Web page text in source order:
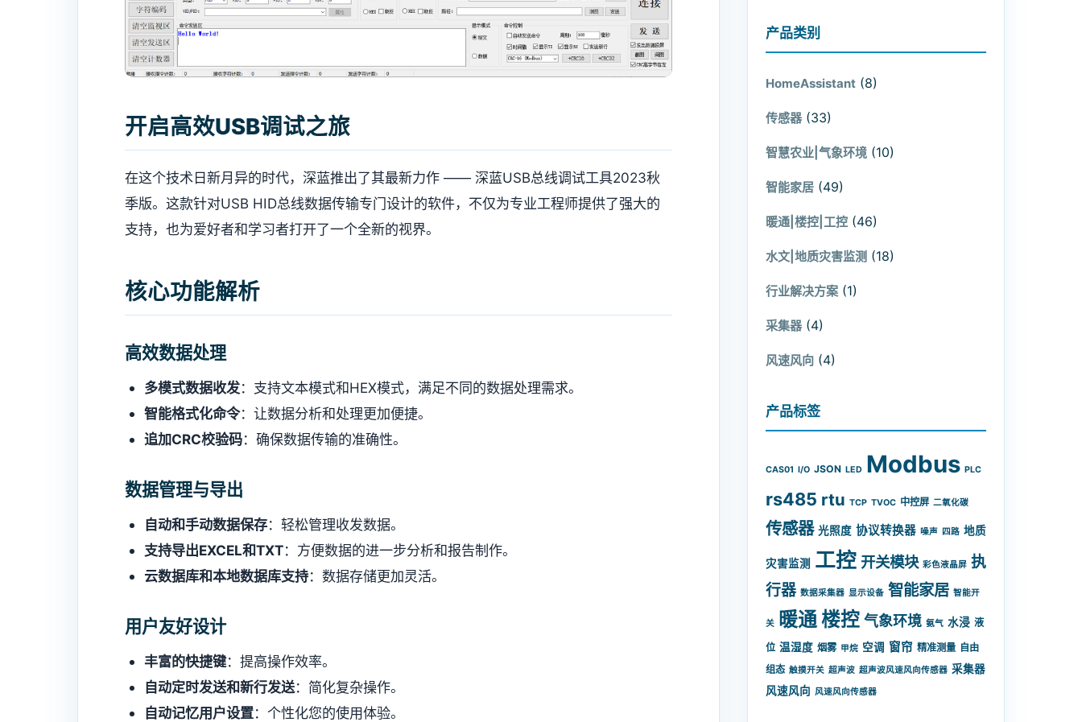
开启高效USB调试之旅
在这个技术日新月异的时代，深蓝推出了其最新力作 —— 深蓝USB总线调试工具2023秋
季版。这款针对USB HID总线数据传输专门设计的软件，不仅为专业工程师提供了强大的
支持，也为爱好者和学习者打开了一个全新的视界。
核心功能解析
高效数据处理
多模式数据收发：支持文本模式和HEX模式，满足不同的数据处理需求。
智能格式化命令：让数据分析和处理更加便捷。
追加CRC校验码：确保数据传输的准确性。
数据管理与导出
自动和手动数据保存：轻松管理收发数据。
支持导出EXCEL和TXT：方便数据的进一步分析和报告制作。
云数据库和本地数据库支持：数据存储更加灵活。
用户友好设计
丰富的快捷键：提高操作效率。
自动定时发送和新行发送：简化复杂操作。
自动记忆用户设置：个性化您的使用体验。
产品类别
HomeAssistant (8)
传感器 (33)
智慧农业|气象环境 (10)
智能家居 (49)
暖通|楼控|工控 (46)
水文|地质灾害监测 (18)
行业解决方案 (1)
采集器 (4)
风速风向 (4)
产品标签
CAS01 I/O JSON LED Modbus PLC
rs485 rtu TCP TVOC 中控屏 二氧化碳
传感器 光照度 协议转换器 噪声 四路 地质
灾害监测 工控 开关模块 彩色液晶屏 执
行器 数据采集器 显示设备 智能家居 智能开
关 暖通楼控 气象环境 氨气 水浸 液
位 温湿度 烟雾 甲烷 空调 窗帘 精准测量 自由
组态 触摸开关 超声波 超声波风速风向传感器 采集器
风速风向 风速风向传感器